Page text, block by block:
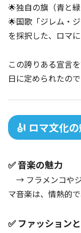
🌟独自の旗（青と緑
🌟国歌「ジレム・
を採択した、ロマ
この誇りある宣言
日に定められたの
🎻 ロマ文化
✅ 音楽の魅力
→ フラメンコや
マ音楽は、情熱的
✅ ファッション